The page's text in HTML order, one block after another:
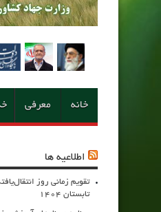
خانه معرفی
اطلاعیه ها
تقویم زمانی روز
تابستان 1404